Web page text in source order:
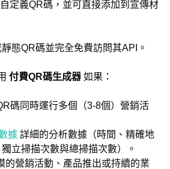
定義QR碼，並可直接添加到宣傳材
態QR碼並完全免費訪問其API。
付費QR碼生成器 如果：
碼同時運行多個（3-8個）營銷活
據 詳細的分析數據（時間、精確地
立掃描次數與總掃描次數）。
的營銷活動、產品推出或持續的業